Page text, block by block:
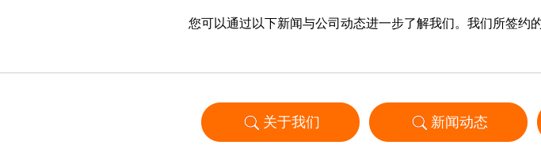
您可以通过以下新闻与公司动态进一步了解我们。我们所签约
关于我们 新闻动态